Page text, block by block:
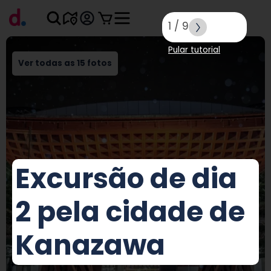
Ver todas as 15 fotos
Excursão de dia
2 pela cidade de
Kanazawa
1 / 9
Pular tutorial